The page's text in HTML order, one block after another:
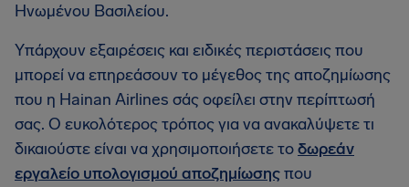
Ηνωμένου Βασιλείου.
Υπάρχουν εξαιρέσεις και ειδικές περιστάσεις που
μπορεί να επηρεάσουν το μέγεθος της αποζημίωσης
που η Hainan Airlines σάς οφείλει στην περίπτωσή
σας. Ο ευκολότερος τρόπος για να ανακαλύψετε τι
δικαιούστε είναι να χρησιμοποιήσετε τοδωρεάν
εργαλείο υπολογισμού αποζημίωσηςπου